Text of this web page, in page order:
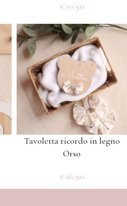
€10.90
Tavoletta ricordo in legno
Orso
€16.90